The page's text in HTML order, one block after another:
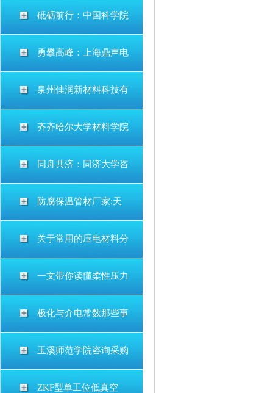
砥砺前行：中国科学院
勇攀高峰：上海鼎声电
泉州佳润新材料科技有
齐齐哈尔大学材料学院
同舟共济：同济大学咨
防腐保温管材厂家:天
关于常用的压电材料分
一文带你读懂柔性压力
极化与介电常数那些事
玉溪师范学院咨询采购
ZKF型单工位低真空